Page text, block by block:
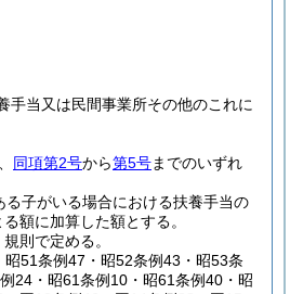
手当又は民間事業所その他のこれに
同項第2号から第5号までのいずれ
子がいる場合における扶養手当の
額に加算した額とする。
則で定める。
51条例47・昭52条例43・昭53条
24・昭61条例10・昭61条例40・昭